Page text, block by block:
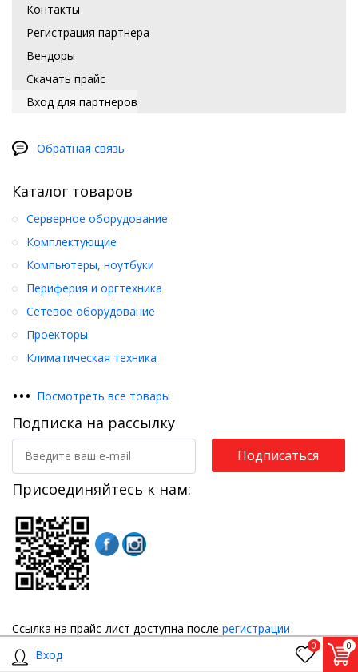
Вход
0 0
Контакты
Регистрация партнера
Вендоры
Скачать прайс
Вход для партнеров
Обратная связь
Каталог товаров
Серверное оборудование
Комплектующие
Компьютеры, ноутбуки
Периферия и оргтехника
Сетевое оборудование
Проекторы
Климатическая техника
••• Посмотреть все товары
Подписка на рассылку
Подписаться
Присоединяйтесь к нам:
Ссылка на прайс-лист доступна после регистрации